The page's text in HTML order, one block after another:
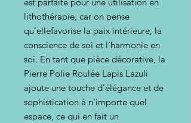
lithothérapie, car on pense
qu’ellefavorise la paix intérieure, la
conscience de soi et l’harmonie en
soi. En tant que pièce décorative, la
Pierre Polie Roulée Lapis Lazuli
ajoute une touche d'élégance et de
sophistication à n'importe quel
espace, ce qui en fait un